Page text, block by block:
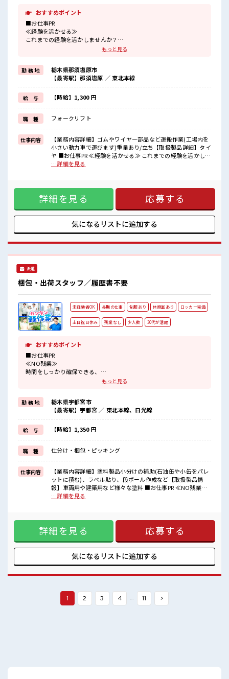
おすすめポイント
■お仕事PR
≪経験を活かせる≫
これまでの経験を活かしませんか？
≪無理なく働ける≫
場合によってはお願いすることもありますが、
残業はほとんどナシ！
≪髪型自由≫
基本的に髪色自由で明るすぎたり奇抜でなければOKです！
(規定有)≪ラクラク制服アリ≫
制服があるので、
毎日の服装の悩み解消♪
≪自分に向いている仕事が探せる≫
困った事などがあれば、
担当がしっかりサポートします！
■職場の雰囲気
派手過ぎなければOKだから、
モチベーションもUP！
休憩室でホッと一息リフレッシュ！
残業はほとんどありません！
もっと見る
勤 務 地
栃木県那須塩原市
【最寄駅】那須塩原 ／ 東北本線
給 与 【時給】1,300 円
職 種 フォークリフト
仕事内容
【業務内容詳細】ゴムやワイヤー部品など運搬作業(工場内を
小さい動力車で運びます)重量あり/立ち【取扱製品詳細】タイ
ヤ ■お仕事PR ≪経験を活かせる≫ これまでの経験を活かしま
せんか？ ブランクがあっても大丈夫♪ 経験はちょっとだけ…
基本的に髪色自由で明るすぎたり奇抜でなければOKです！
(規定有)≪ラクラク制服アリ≫ 制服があるので、 毎日の服装
の悩み解消♪ ≪自分に向いている仕事が探せる≫ 困った事な
どがあれば、 担当がしっかりサポートします！ ■職場の雰囲
気 少人数でアットホームな雰囲気の職場！ 髪型・髪色自由♪
派手過ぎなければOKだから、 モチベーションもUP！ 休憩室
…詳細を見る
詳細を見る 応募する
気になるリストに追加する
派遣
梱包・出荷スタッフ／履歴書不要
未経験者OK 長期の仕事 制服あり 休憩室あり ロッカー完備
土日祝日休み 残業なし 少人数 30代が活躍
おすすめポイント
■お仕事PR
≪NO残業≫
時間をしっかり確保できる、
≪週休2日制≫
週末は家族や友人と一緒にプライベート満喫！
≪機能的な制服アリ≫
制服があるので、
毎日の服装の悩み解消♪
≪未経験OKの仕事≫
新しいことにチャレンジするのは不安だけど、
しっかり働く環境が整っています！
イチからスキルUP・ステップUP目指していきましょう！
≪収入アップを目指せる≫
高時給だらけの派遣のお仕事です！
■職場の雰囲気
休憩室で楽しくおしゃべり！
ストレス解消☆
持ち物が多いあなたにもぴったり☆
ロッカー付き職場♪
もっと見る
勤 務 地
栃木県宇都宮市
【最寄駅】宇都宮 ／ 東北本線、日光線
給 与 【時給】1,350 円
職 種 仕分け・梱包・ピッキング
仕事内容
【業務内容詳細】塗料製品小分けの補助(石油缶や小缶をパレ
ットに積む)、ラベル貼り、段ボール作成など【取扱製品情
報】車両用や建築用など様々な塗料 ■お仕事PR ≪NO残業≫
時間をしっかり確保できる、 残業基本ナシのお仕事♪ オンと
服アリ≫ 制服があるので、 毎日の服装の悩み解消♪ ≪未経験
OKの仕事≫ 新しいことにチャレンジするのは不安だけど、
しっかり働く環境が整っています！ イチからスキルUP・ステ
ップUP目指していきましょう！ ≪収入アップを目指せる≫ 高
時給だらけの派遣のお仕事です！ ■職場の雰囲気 少人数の職
場でこじんまり。 職場の仲間との交流もできちゃうかも？ 休
たにもぴったり☆ ロッカー付き職場♪
…詳細を見る
詳細を見る 応募する
気になるリストに追加する
1 2 3 4 … 11 >